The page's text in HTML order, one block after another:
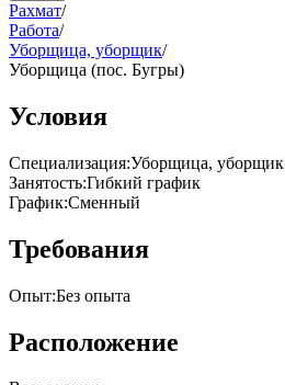
Рахмат/
Работа/
Уборщица, уборщик/
Уборщица (пос. Бугры)
Условия
Специализация:Уборщица, уборщик
Занятость:Гибкий график
График:Сменный
Требования
Опыт:Без опыта
Расположение